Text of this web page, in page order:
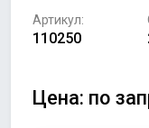
Артикул:
110250
Цена: по